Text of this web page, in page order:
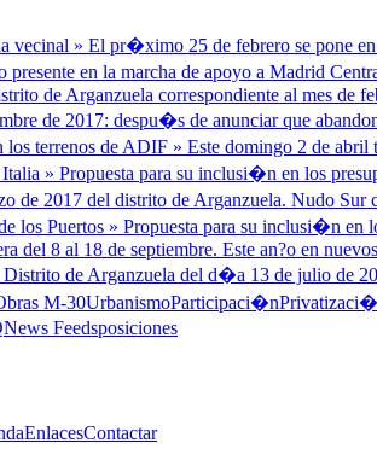
vecinal » El pr�ximo 25 de febrero se pone
presente en la marcha de apoyo a Madrid
de Arganzuela correspondiente al mes de
de 2017: despu�s de anunciar que
los terrenos de ADIF » Este domingo 2 de
» Propuesta para su inclusi�n en los
de 2017 del distrito de Arganzuela. Nudo
los Puertos » Propuesta para su inclusi�n en
del 8 al 18 de septiembre. Este an?o en
de Arganzuela del d�a 13 de julio de
M-30UrbanismoParticipaci�n
News Feedsposiciones
EnlacesContactar